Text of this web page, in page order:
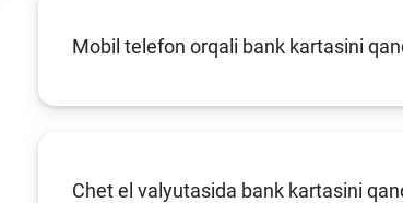
Mobil telefon orqali bank kartasini
Chet el valyutasida bank kartasini